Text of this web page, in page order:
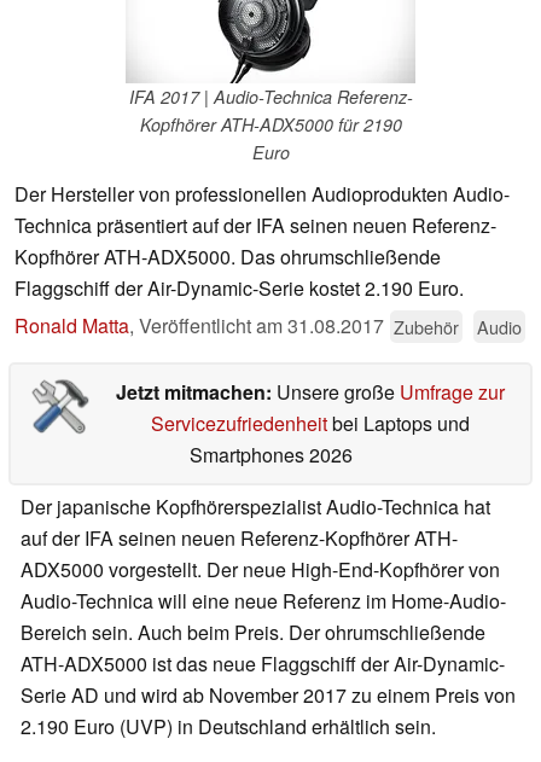
IFA 2017 | Audio-Technica Referenz-
Kopfhörer ATH-ADX5000 für 2190
Euro
Der Hersteller von professionellen Audioprodukten Audio-
Technica präsentiert auf der IFA seinen neuen Referenz-
Kopfhörer ATH-ADX5000. Das ohrumschließende
Flaggschiff der Air-Dynamic-Serie kostet 2.190 Euro.
Ronald Matta, Veröffentlicht am31.08.2017 Zubehör Audio
Jetzt mitmachen: Unsere große Umfrage zur
Servicezufriedenheitbei Laptops und
Smartphones 2026
Der japanische Kopfhörerspezialist Audio-Technica hat
auf der IFA seinen neuen Referenz-Kopfhörer ATH-
ADX5000 vorgestellt. Der neue High-End-Kopfhörer von
Audio-Technica will eine neue Referenz im Home-Audio-
Bereich sein. Auch beim Preis. Der ohrumschließende
ATH-ADX5000 ist das neue Flaggschiff der Air-Dynamic-
Serie AD und wird ab November 2017 zu einem Preis von
2.190 Euro (UVP) in Deutschland erhältlich sein.